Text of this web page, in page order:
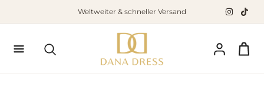
Weltweiter & schneller Versand
Suchen